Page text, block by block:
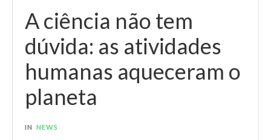
A ciência não tem
dúvida: as atividades
humanas aqueceram o
planeta
IN NEWS